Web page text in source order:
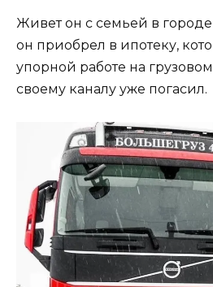
Живет он с семьей в городе
он приобрел в ипотеку,
упорной работе на
своему каналу уже погасил.